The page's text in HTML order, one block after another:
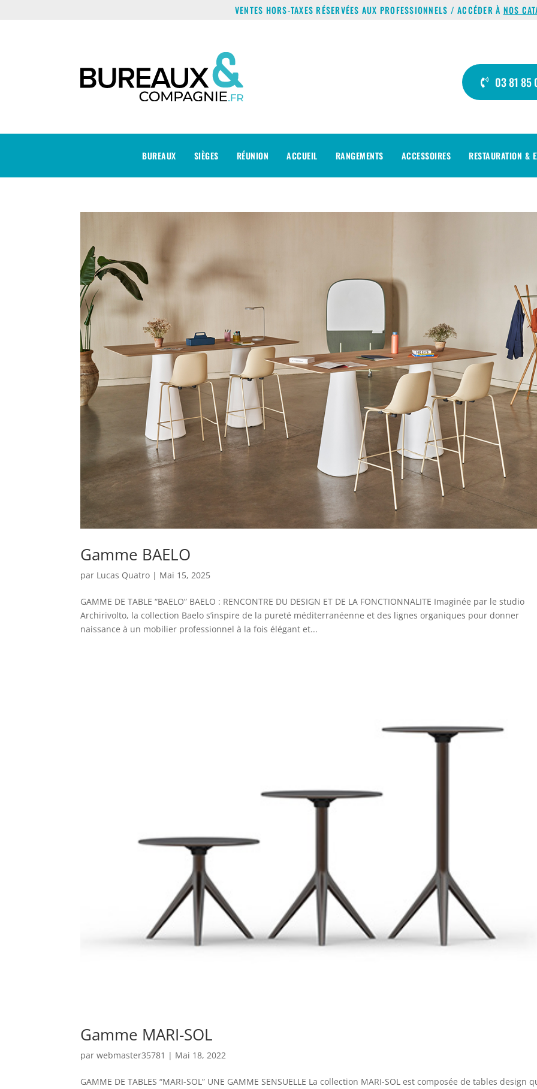
VENTES HORS-TAXES RÉSERVÉES AUX PROFESSIONNELS / ACCÉDER À NOS
03 81 85
BUREAUX SIÈGES RÉUNION ACCUEIL RANGEMENTS ACCESSOIRES RESTAURATION &
Gamme BAELO
par Lucas Quatro | Mai 15, 2025
GAMME DE TABLE “BAELO” BAELO : RENCONTRE DU DESIGN ET DE LA FONCTIONNALITE Imaginée par le studio
Archirivolto, la collection Baelo s’inspire de la pureté méditerranéenne et des lignes organiques pour donner
naissance à un mobilier professionnel à la fois élégant et...
Gamme MARI-SOL
parwebmaster35781 | Mai 18, 2022
GAMME DE TABLES “MARI-SOL” UNE GAMME SENSUELLE La collection MARI-SOL est composée de tables design